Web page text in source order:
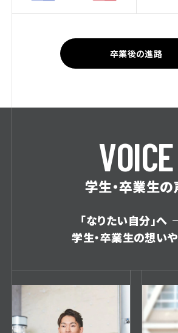
卒業後の進路
VOICE
学生・卒業生の
「なりたい自分」へ
学生・卒業生の想い